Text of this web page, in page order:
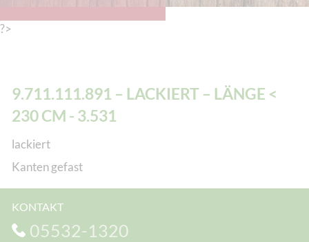
?>
9.711.111.891 – LACKIERT – LÄNGE <
230 CM - 3.531
lackiert
Kanten gefast
KONTAKT
05532-1320